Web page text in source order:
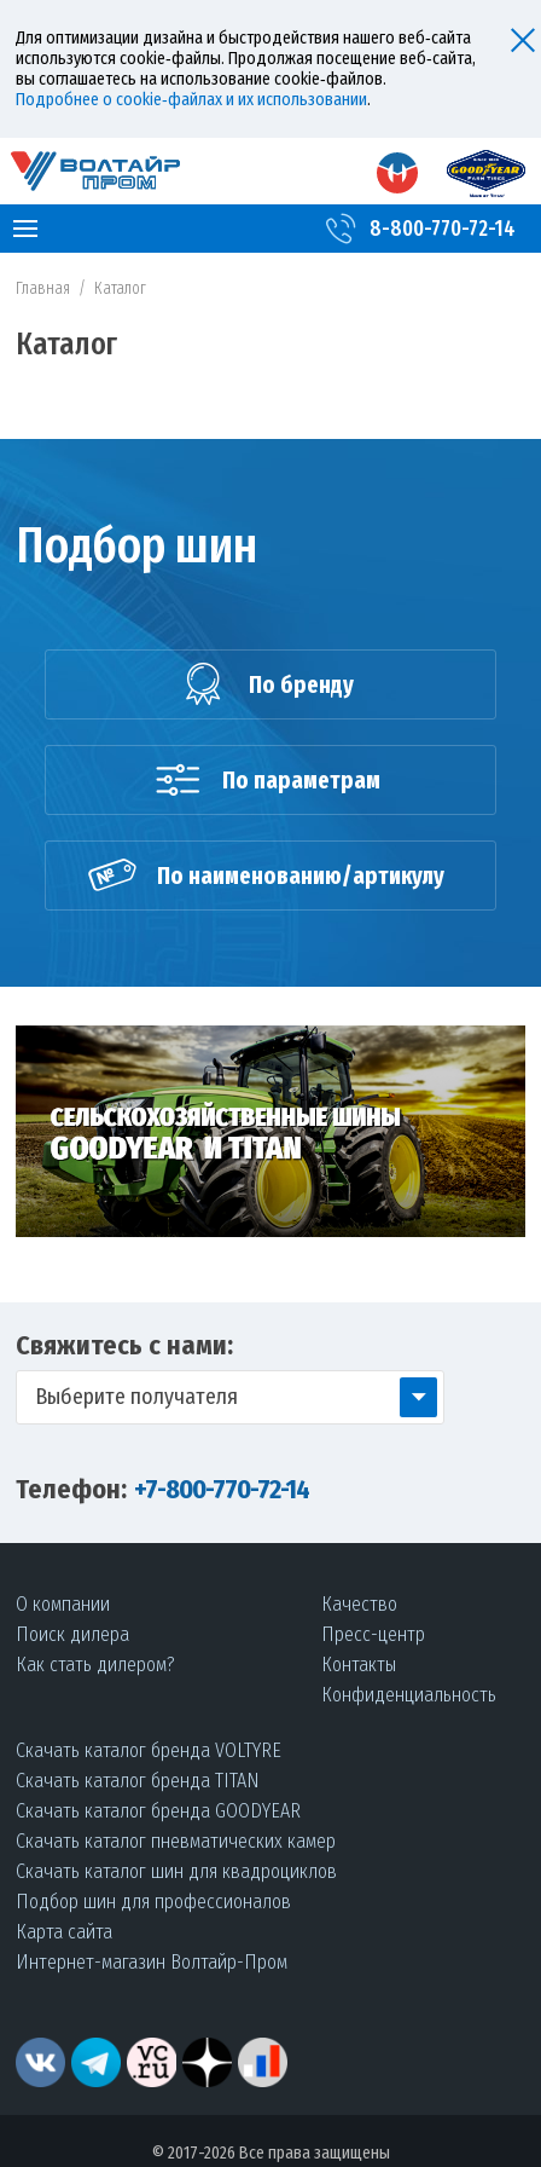
Для оптимизации дизайна и быстродействия нашего веб‑сайта
используются cookie‑файлы. Продолжая посещение веб‑сайта,
вы соглашаетесь на использование cookie‑файлов.
Подробнее о cookie‑файлах и их использовании.
8-800-770-72-14
Главная / Каталог
Каталог
Подбор шин
По бренду
По параметрам
По наименованию/артикулу
Свяжитесь с нами:
Выберите получателя
Телефон: +7-800-770-72-14
О компании
Поиск дилера
Как стать дилером?
Качество
Пресс-центр
Контакты
Конфиденциальность
Скачать каталог бренда VOLTYRE
Скачать каталог бренда TITAN
Скачать каталог бренда GOODYEAR
Скачать каталог пневматических камер
Скачать каталог шин для квадроциклов
Подбор шин для профессионалов
Карта сайта
Интернет-магазин Волтайр-Пром
© 2017-2026 Все права защищены